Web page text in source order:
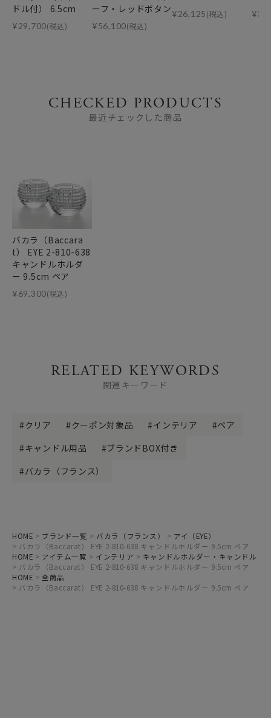
ドル付） 6.5cm
¥29,700(税込)
ーフ・レッドボタン
¥56,100(税込)
¥26,125(税込) ¥
CHECKED PRODUCTS
最近チェックした商品
バカラ（Baccara
t） EYE 2-810-638
キャンドルホルダ
ー 9.5cm ペア
¥69,300(税込)
RELATED KEYWORDS
関連キーワード
クリア クーポン対象品 インテリア
ペア
キャンドル用品
ブランドBOX付き
バカラ（フランス）
HOME ブランド一覧 バカラ（フランス）
アイ（EYE）
バカラ（Baccarat） EYE 2-810-638 キャンドルホルダー 9.5cm ペア
HOME
アイテム一覧 インテリア
キャンドルホルダー・キャンドル
バカラ（Baccarat） EYE 2-810-638 キャンドルホルダー 9.5cm ペア
HOME
全商品
バカラ（Baccarat） EYE 2-810-638 キャンドルホルダー 9.5cm ペア